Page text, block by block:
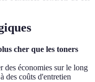
cher que les toners
des économies sur le long
des coûts d'entretien